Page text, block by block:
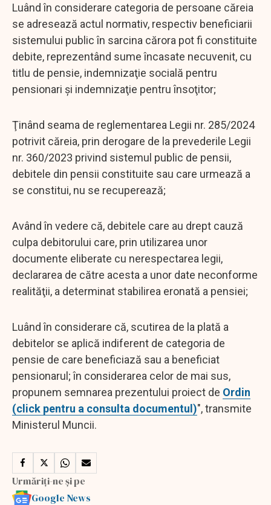
Luând în considerare categoria de persoane căreia
se adresează actul normativ, respectiv beneficiarii
sistemului public în sarcina cărora pot fi constituite
debite, reprezentând sume încasate necuvenit, cu
titlu de pensie, indemnizaţie socială pentru
pensionari şi indemnizaţie pentru însoţitor;
Ţinând seama de reglementarea Legii nr. 285/2024
potrivit căreia, prin derogare de la prevederile Legii
nr. 360/2023 privind sistemul public de pensii,
debitele din pensii constituite sau care urmează a
se constitui, nu se recuperează;
Având în vedere că, debitele care au drept cauză
culpa debitorului care, prin utilizarea unor
documente eliberate cu nerespectarea legii,
declararea de către acesta a unor date neconforme
realităţii, a determinat stabilirea eronată a pensiei;
Luând în considerare că, scutirea de la plată a
debitelor se aplică indiferent de categoria de
pensie de care beneficiază sau a beneficiat
pensionarul; în considerarea celor de mai sus,
propunem semnarea prezentului proiect de Ordin
(click pentru a consulta documentul)", transmite
Ministerul Muncii.
Urmăriți-ne și pe
Google News